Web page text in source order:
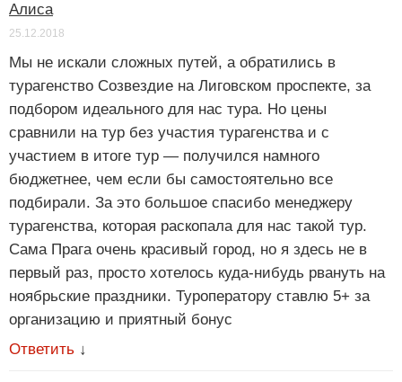
Алиса
25.12.2018
Мы не искали сложных путей, а обратились в
турагенство Созвездие на Лиговском проспекте, за
подбором идеального для нас тура. Но цены
сравнили на тур без участия турагенства и с
участием в итоге тур — получился намного
бюджетнее, чем если бы самостоятельно все
подбирали. За это большое спасибо менеджеру
турагенства, которая раскопала для нас такой тур.
Сама Прага очень красивый город, но я здесь не в
первый раз, просто хотелось куда-нибудь рвануть на
ноябрьские праздники. Туроператору ставлю 5+ за
организацию и приятный бонус
Ответить ↓